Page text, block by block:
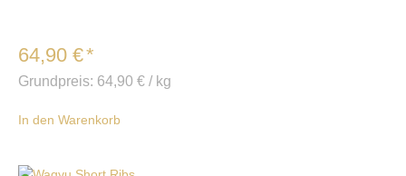
64,90 €*
Grundpreis: 64,90 € / kg
In den Warenkorb